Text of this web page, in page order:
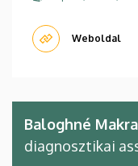
Weboldal
Baloghné
diagnosztikai